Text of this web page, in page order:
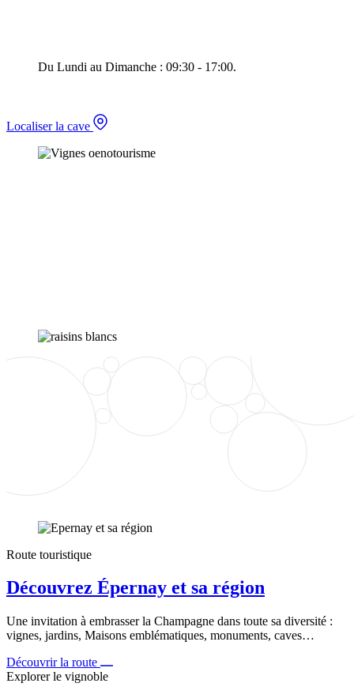
Du Lundi au Dimanche : 09:30 - 17:00.
Localiser la cave
Route touristique
Découvrez Épernay et sa région
Une invitation à embrasser la Champagne dans toute sa diversité :
vignes, jardins, Maisons emblématiques, monuments, caves…
Découvrir la route
Explorer le vignoble